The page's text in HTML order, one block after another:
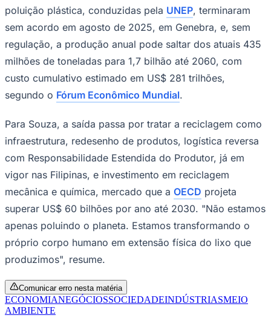
Mirassol
poluição plástica, conduzidas pela UNEP, terminaram
sem acordo em agosto de 2025, em Genebra, e, sem
regulação, a produção anual pode saltar dos atuais 435
milhões de toneladas para 1,7 bilhão até 2060, com
custo cumulativo estimado em US$ 281 trilhões,
segundo o Fórum Econômico Mundial.
Para Souza, a saída passa por tratar a reciclagem como
infraestrutura, redesenho de produtos, logística reversa
com Responsabilidade Estendida do Produtor, já em
vigor nas Filipinas, e investimento em reciclagem
mecânica e química, mercado que a OECD projeta
superar US$ 60 bilhões por ano até 2030. "Não estamos
apenas poluindo o planeta. Estamos transformando o
próprio corpo humano em extensão física do lixo que
produzimos", resume.
Comunicar erro nesta matéria
ECONOMIANEGÓCIOSSOCIEDADEINDÚSTRIASMEIO
AMBIENTE